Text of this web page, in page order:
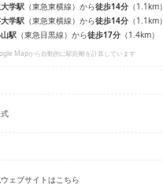
学駅 （東急東横線） から徒歩14分 （1.1km）
学駅 （東急東横線） から徒歩14分 （1.1km）
駅 （東急目黒線） から徒歩17分 （1.4km）
Mapから自動的に駅距離を計算しています
ェブサイトはこちら